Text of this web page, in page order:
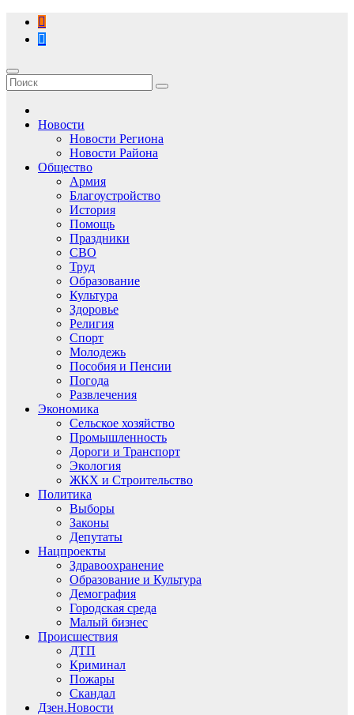
Перейти
содержимому
Новости
Новости Региона
Новости Района
Общество
Армия
Благоустройство
История
Помощь
Праздники
СВО
Труд
Образование
Культура
Здоровье
Религия
Спорт
Молодежь
Пособия и Пенсии
Погода
Развлечения
Экономика
Сельское хозяйство
Промышленность
Дороги и Транспорт
Экология
ЖКХ и Строительство
Политика
Выборы
Законы
Депутаты
Нацпроекты
Здравоохранение
Образование и Культура
Демография
Городская среда
Малый бизнес
Происшествия
ДТП
Криминал
Пожары
Скандал
Дзен.Новости